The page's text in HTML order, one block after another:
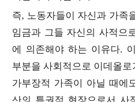
즉, 노동자들이 자신과 가족
임금과 그들 자신의 사적으
에 의존해야 하는 이유다.
부분을 사회적으로 이데올
가부장적 가족이 아닐 때에